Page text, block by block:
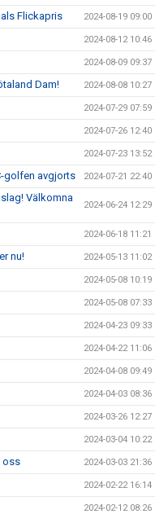
Flickapris 2024-08-19 09:00
2024-08-12 10:46
2024-08-09 09:37
Dam! 2024-08-08 10:27
2024-07-29 07:59
2024-07-26 12:40
2024-07-23 13:52
golfen avgjorts 2024-07-21 22:40
Välkomna
2024-06-24 12:29
2024-06-18 11:21
nu! 2024-05-13 11:02
2024-05-08 10:19
2024-05-08 07:33
2024-04-23 09:33
2024-04-22 11:06
2024-04-08 09:49
2024-04-03 08:36
2024-03-26 12:27
2024-03-04 10:22
oss 2024-03-03 21:36
2024-02-22 16:14
2024-02-12 08:26